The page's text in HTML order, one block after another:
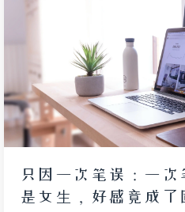
只因一次笔误：一
是女生，好感竟成了